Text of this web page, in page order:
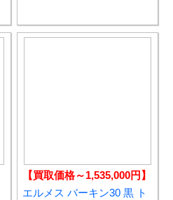
【買取価格～1,535,000円】
エルメス バーキン30 黒 ト